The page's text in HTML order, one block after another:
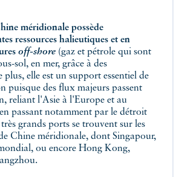
ressources halieutiques et en
off-shore(gaz et pétrole qui sont
sol, en mer, grâce à des
plus, elle est un support essentiel de
puisque des flux majeurs passent
reliant l'Asie à l'Europe et au
passant notamment par le détroit
grands ports se trouvent sur les
Chine méridionale, dont Singapour,
ou encore Hong Kong,